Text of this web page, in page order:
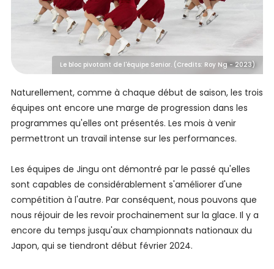
Le bloc pivotant de l'équipe Senior. (Credits: Roy Ng - 2023)
Naturellement, comme à chaque début de saison, les trois
équipes ont encore une marge de progression dans les
programmes qu'elles ont présentés. Les mois à venir
permettront un travail intense sur les performances.
Les équipes de Jingu ont démontré par le passé qu'elles
sont capables de considérablement s'améliorer d'une
compétition à l'autre. Par conséquent, nous pouvons que
nous réjouir de les revoir prochainement sur la glace. Il y a
encore du temps jusqu'aux championnats nationaux du
Japon, qui se tiendront début février 2024.